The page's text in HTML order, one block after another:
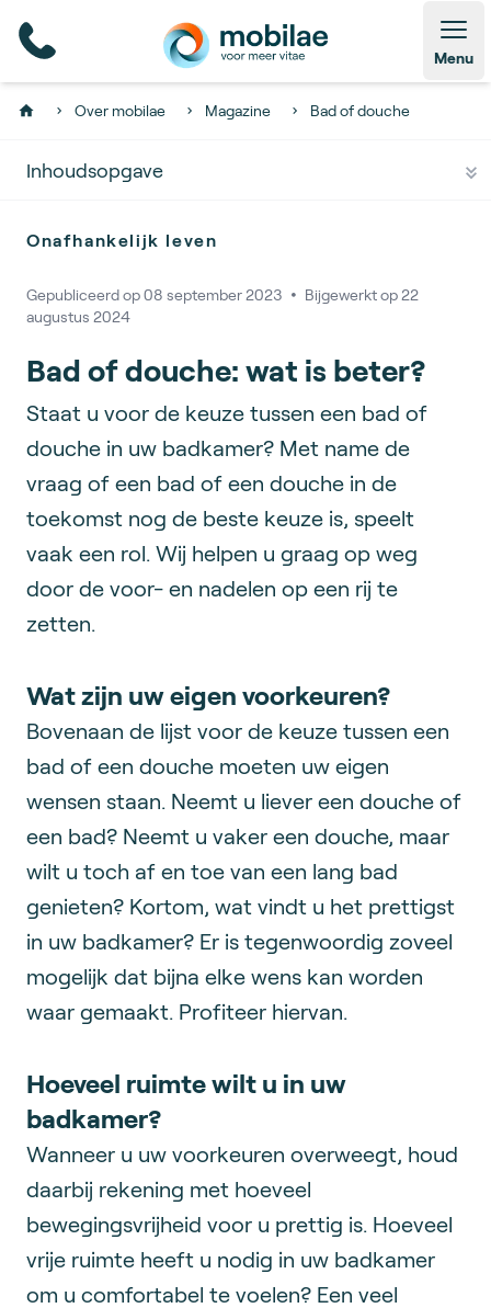
Menu
Home Over mobilae Magazine Bad of douche
Inhoudsopgave
Onafhankelijk leven
Gepubliceerd op08 september 2023 🞄 Bijgewerkt op 22
augustus 2024
Bad of douche: wat is beter?
Staat u voor de keuze tussen een bad of
douche in uw badkamer? Met name de
vraag of een bad of een douche in de
toekomst nog de beste keuze is, speelt
vaak een rol. Wij helpen u graag op weg
door de voor- en nadelen op een rij te
zetten.
Wat zijn uw eigen voorkeuren?
Bovenaan de lijst voor de keuze tussen een
bad of een douche moeten uw eigen
wensen staan. Neemt u liever een douche of
een bad? Neemt u vaker een douche, maar
wilt u toch af en toe van een lang bad
genieten? Kortom, wat vindt u het prettigst
in uw badkamer? Er is tegenwoordig zoveel
mogelijk dat bijna elke wens kan worden
waar gemaakt. Profiteer hiervan.
Hoeveel ruimte wilt u in uw
badkamer?
Wanneer u uw voorkeuren overweegt, houd
daarbij rekening met hoeveel
bewegingsvrijheid voor u prettig is. Hoeveel
vrije ruimte heeft u nodig in uw badkamer
om u comfortabel te voelen? Een veel